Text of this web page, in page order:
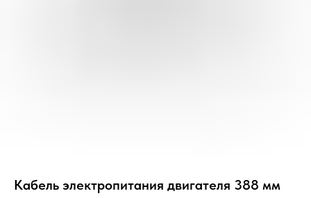
Кабель электропитания двигателя 388 мм